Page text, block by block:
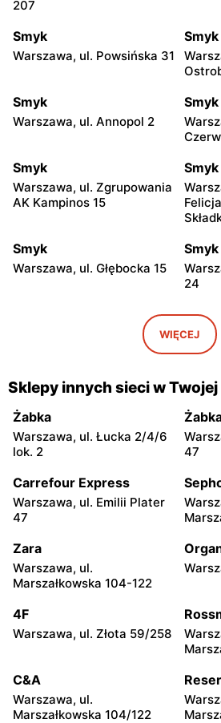
207
Smyk
Warszawa, ul. Powsińska 31
Smyk
Smyk
Warszawa, ul. Annopol 2
Smyk
Smyk
Warszawa, ul. Zgrupowania
AK Kampinos 15
Smyk
Smyk
Warszawa, ul. Głębocka 15
Smyk
24
Warszawa, ul. Malborska
Smyk
Smyk
Babice Nowe, ul.
Warszawska 193
Smyk
82
Smyk
Sienkiewicza 19
Smyk
Smyk Smyk
Smyk
Warszawska 36
Smyk
Smyk
50
Smyk
Smyk Smyk
WIĘCEJ
Sklepy innych sieci w
Żabka
Warszawa, ul. Łucka 2/4/6
lok. 2
47
Carrefour Express
Warszawa, ul. Emilii Plater
47
Zara
Warszawa, ul.
Marszałkowska 104-122
4F
Warszawa, ul. Złota 59/258
C&A
Warszawa, ul.
Marszałkowska 104/122